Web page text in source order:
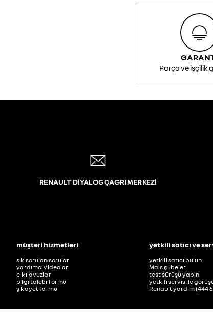
Parça ve işçilik
RENAULT DİYALOG ÇAĞRI MERKEZİ
müşteri hizmetleri
sık sorulan sorular
yardımcı videolar
e-kılavuzlar
bilgi talebi formu
şikayet formu
yetkili satıcı ve
yetkili satıcı bulun
Mais şubeler
test sürüşü yapın
yetkili servis ile
Renault yardım (444